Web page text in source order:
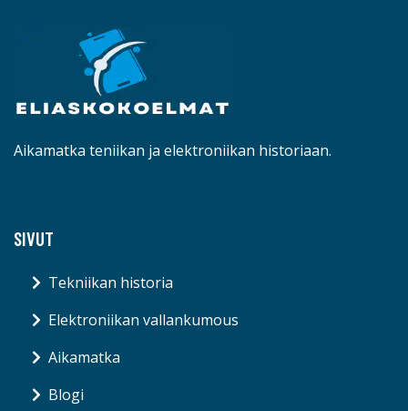
Aikamatka teniikan ja elektroniikan historiaan.
SIVUT
Tekniikan historia
Elektroniikan vallankumous
Aikamatka
Blogi